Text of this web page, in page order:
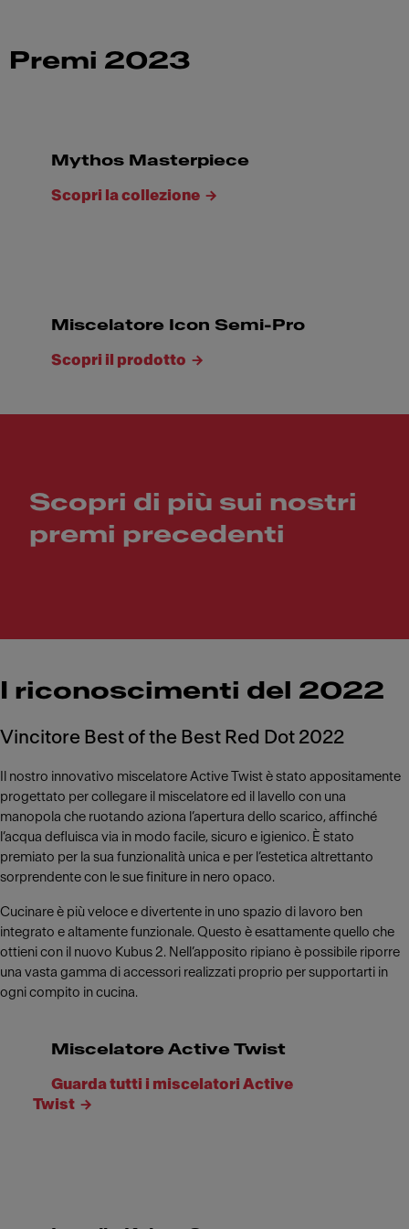
Premi 2023
Mythos Masterpiece
Scopri la collezione
Miscelatore Icon Semi-Pro
Scopri il prodotto
Scopri di più sui nostri
premi precedenti
I riconoscimenti del 2022
Vincitore Best of the Best Red Dot 2022
Il nostro innovativo miscelatore Active Twist è stato appositamente
progettato per collegare il miscelatore ed il lavello con una
manopola che ruotando aziona l’apertura dello scarico, affinché
l’acqua defluisca via in modo facile, sicuro e igienico. È stato
premiato per la sua funzionalità unica e per l’estetica altrettanto
sorprendente con le sue finiture in nero opaco.
Cucinare è più veloce e divertente in uno spazio di lavoro ben
integrato e altamente funzionale. Questo è esattamente quello che
ottieni con il nuovo Kubus 2. Nell’apposito ripiano è possibile riporre
una vasta gamma di accessori realizzati proprio per supportarti in
ogni compito in cucina.
Miscelatore Active Twist
Guarda tutti i miscelatori Active
Twist